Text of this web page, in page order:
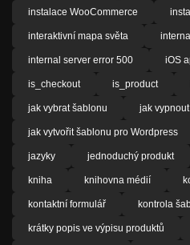
instalace WooCommerce
interaktivní mapa světa
internal server error 500 iOS
is_checkout is_product
jak vybrat šablonu jak
jak vytvořit šablonu pro Wordpress
jazyky jednoduchý produkt
kniha knihovna médií
kontaktní formulář kontrola
krátky popis ve výpisu produktů